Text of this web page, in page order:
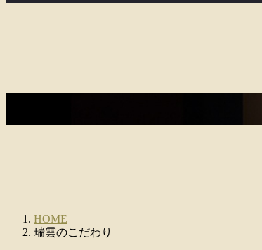
HOME
瑞雲のこだわり